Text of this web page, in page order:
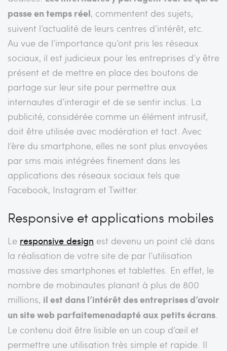
passe en temps réel, commentent des sujets,
suivent l’actualité de leurs centres d’intérêt, etc.
Au vue de l’importance qu’ont pris les réseaux
sociaux, il est judicieux pour les entreprises d’y être
présent et de mettre en place des boutons de
partage sur leur site pour permettre aux
internautes d’interagir et de se sentir inclus. La
publicité, considérée comme un élément intrusif,
doit être utilisée avec modération et tact. Avec
l’ère du smartphone, elles ne sont plus envoyées
par sms mais intégrées finement dans les
applications des réseaux sociaux tels que
Facebook, Instagram et Twitter.
Responsive et applications mobiles
Le responsive design est devenu un point clé dans
la réalisation de votre site de par l’utilisation
massive des smartphones et tablettes. En effet, le
nombre de mobinautes planant à plus de 800
millions, il est dans l’intérêt des entreprises d’avoir
un site web parfaitemenadapté aux petits écrans
Le contenu doit être lisible en un coup d’œil et
permettre une utilisation très simple et rapide. Il